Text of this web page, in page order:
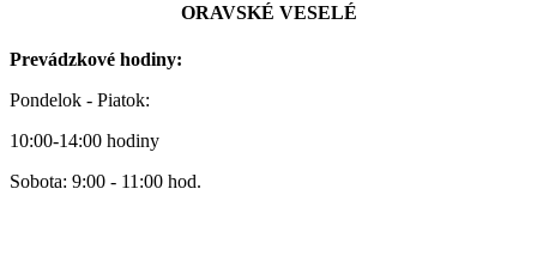
ORAVSKÉ VESELÉ
Prevádzkové hodiny:
Pondelok - Piatok:
10:00-14:00 hodiny
Sobota: 9:00 - 11:00 hod.